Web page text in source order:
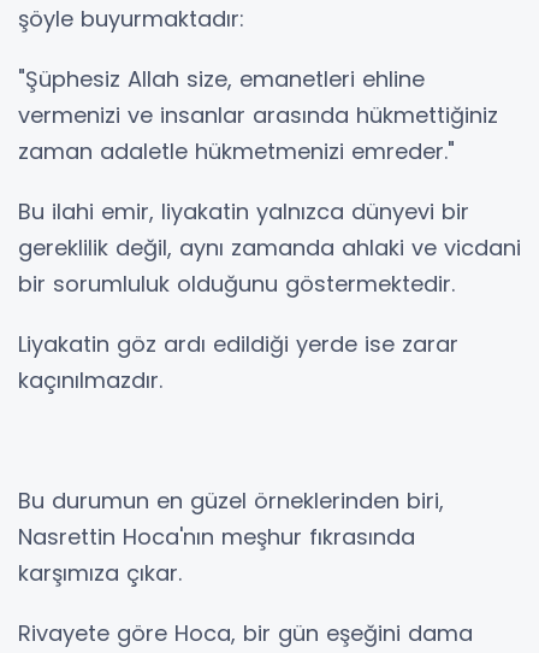
şöyle buyurmaktadır:
"Şüphesiz Allah size, emanetleri ehline
vermenizi ve insanlar arasında hükmettiğiniz
zaman adaletle hükmetmenizi emreder."
Bu ilahi emir, liyakatin yalnızca dünyevi bir
gereklilik değil, aynı zamanda ahlaki ve vicdani
bir sorumluluk olduğunu göstermektedir.
Liyakatin göz ardı edildiği yerde ise zarar
kaçınılmazdır.
Bu durumun en güzel örneklerinden biri,
Nasrettin Hoca'nın meşhur fıkrasında
karşımıza çıkar.
Rivayete göre Hoca, bir gün eşeğini dama